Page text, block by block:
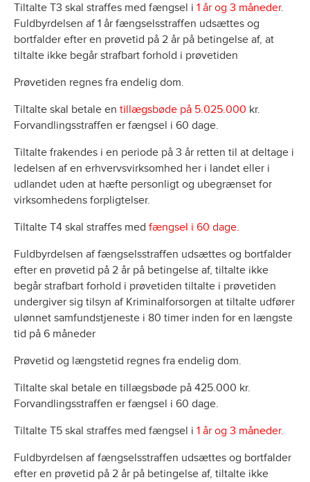
Tiltalte T3 skal straffes med fængsel i 1 år og 3 måneder.
Fuldbyrdelsen af 1 år fængselsstraffen udsættes og
bortfalder efter en prøvetid på 2 år på betingelse af, at
tiltalte ikke begår strafbart forhold i prøvetiden
Prøvetiden regnes fra endelig dom.
Tiltalte skal betale en tillægsbøde på 5.025.000 kr.
Forvandlingsstraffen er fængsel i 60 dage.
Tiltalte frakendes i en periode på 3 år retten til at deltage i
ledelsen af en erhvervsvirksomhed her i landet eller i
udlandet uden at hæfte personligt og ubegrænset for
virksomhedens forpligtelser.
Tiltalte T4 skal straffes med fængsel i 60 dage.
Fuldbyrdelsen af fængselsstraffen udsættes og bortfalder
efter en prøvetid på 2 år på betingelse af, tiltalte ikke
begår strafbart forhold i prøvetiden tiltalte i prøvetiden
undergiver sig tilsyn af Kriminalforsorgen at tiltalte udfører
ulønnet samfundstjeneste i 80 timer inden for en længste
tid på 6 måneder
Prøvetid og længstetid regnes fra endelig dom.
Tiltalte skal betale en tillægsbøde på 425.000 kr.
Forvandlingsstraffen er fængsel i 60 dage.
Tiltalte T5 skal straffes med fængsel i 1 år og 3 måneder.
Fuldbyrdelsen af fængselsstraffen udsættes og bortfalder
efter en prøvetid på 2 år på betingelse af, tiltalte ikke